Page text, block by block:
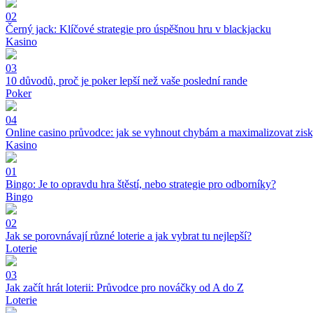
02
Černý jack: Klíčové strategie pro úspěšnou hru v blackjacku
Kasino
03
10 důvodů, proč je poker lepší než vaše poslední rande
Poker
04
Online casino průvodce: jak se vyhnout chybám a maximalizovat
Kasino
01
Bingo: Je to opravdu hra štěstí, nebo strategie pro odborníky?
Bingo
02
Jak se porovnávají různé loterie a jak vybrat tu nejlepší?
Loterie
03
Jak začít hrát loterii: Průvodce pro nováčky od A do Z
Loterie